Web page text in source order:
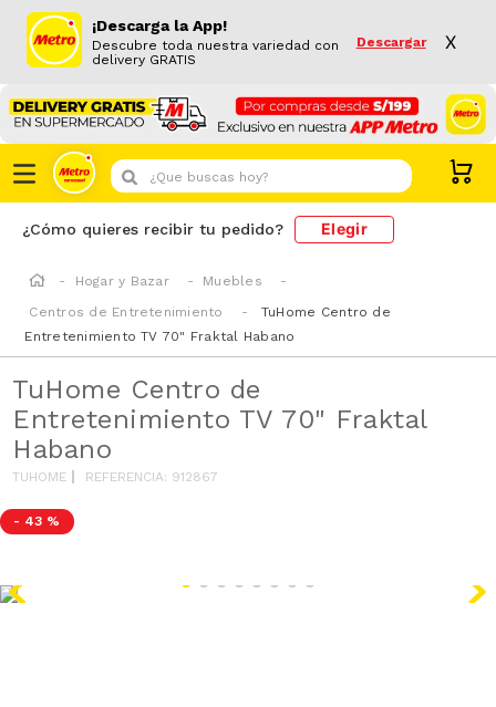
¡Descarga la App!
Descubre toda nuestra variedad con
delivery GRATIS
Descargar X
¿Que buscas hoy?
¿Cómo quieres recibir tu pedido? Elegir
Hogar y Bazar
Muebles
Centros de Entretenimiento
TuHome Centro de
Entretenimiento TV 70" Fraktal Habano
TuHome Centro de
Entretenimiento TV 70" Fraktal
Habano
TUHOME REFERENCIA: 912867
- 43 %